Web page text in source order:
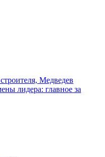
Медведев
лидера: главное за